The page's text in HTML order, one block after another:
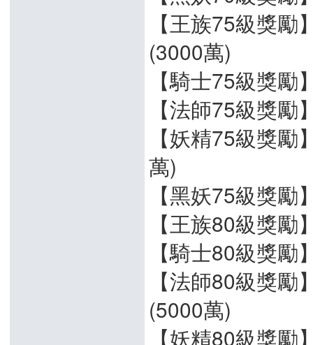
【王族75級獎
(3000萬)
【騎士75級獎
【法師75級獎
【妖精75級獎
萬)
【黑妖75級獎
【王族80級獎
【騎士80級獎
【法師80級獎
(5000萬)
【妖精80級獎